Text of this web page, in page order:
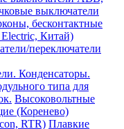
выключатели
бесконтактные
Китай)
переключатели
Конденсаторы.
типа для
Высоковольтные
(Коренево)
RTR) Плавкие